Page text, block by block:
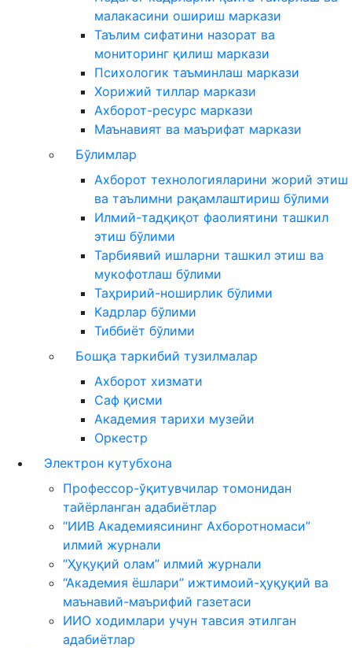
малакасини ошириш маркази
Таълим сифатини назорат ва
мониторинг қилиш маркази
Психологик таъминлаш маркази
Хорижий тиллар маркази
Ахборот-ресурс маркази
Маънавият ва маърифат маркази
Бўлимлар
Ахборот технологияларини жорий этиш
ва таълимни рақамлаштириш бўлими
Илмий-тадқиқот фаолиятини ташкил
этиш бўлими
Тарбиявий ишларни ташкил этиш ва
мукофотлаш бўлими
Таҳририй-ноширлик бўлими
Кадрлар бўлими
Тиббиёт бўлими
Бошқа таркибий тузилмалар
Ахборот хизмати
Саф қисми
Академия тарихи музейи
Оркестр
Электрон кутубхона
Профессор-ўқитувчилар томонидан
тайёрланган адабиётлар
“ИИВ Академиясининг Ахборотномаси”
илмий журнали
“Ҳуқуқий олам” илмий журнали
“Академия ёшлари” ижтимоий-ҳуқуқий ва
маънавий-маърифий газетаси
ИИО ходимлари учун тавсия этилган
адабиётлар